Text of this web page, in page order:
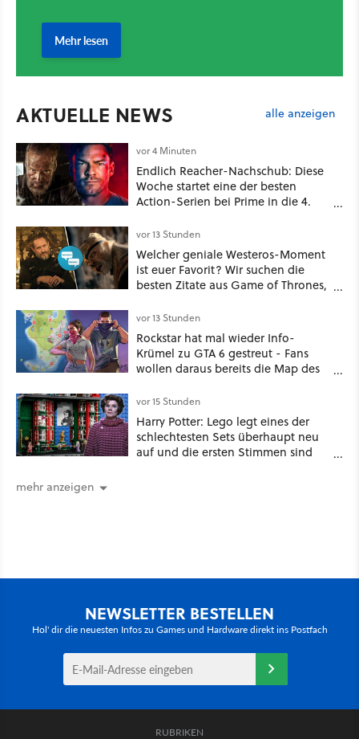
AKTUELLE NEWS alle anzeigen
vor 4 Minuten
Endlich Reacher-Nachschub: Diese
Woche startet eine der besten
Action-Serien bei Prime in die 4.
vor 13 Stunden
Welcher geniale Westeros-Moment
ist euer Favorit? Wir suchen die
besten Zitate aus Game of Thrones,
the Seven Kingdoms
vor 13 Stunden
Rockstar hat mal wieder Info-
Krümel zu GTA 6 gestreut - Fans
wollen daraus bereits die Map des
ablesen können
vor 15 Stunden
Harry Potter: Lego legt eines der
schlechtesten Sets überhaupt neu
auf und die ersten Stimmen sind
mehr anzeigen
NEWSLETTER BESTELLEN
Hol' dir die neuesten Infos zu Games und Hardware direkt ins Postfach
RUBRIKEN